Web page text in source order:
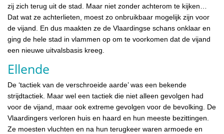
zij zich terug uit de stad. Maar niet zonder achterom te kijken…
Dat wat ze achterlieten, moest zo onbruikbaar mogelijk zijn voor
de vijand. En dus maakten ze de Vlaardingse schans onklaar en
ging de hele stad in vlammen op om te voorkomen dat de vijand
een nieuwe uitvalsbasis kreeg.
Ellende
De ‘tactiek van de verschroeide aarde’ was een bekende
strijdtactiek. Maar wel een tactiek die niet alleen gevolgen had
voor de vijand, maar ook extreme gevolgen voor de bevolking. De
Vlaardingers verloren huis en haard en hun meeste bezittingen.
Ze moesten vluchten en na hun terugkeer waren armoede en